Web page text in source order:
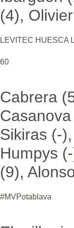
(4),
LEVITEC HUESCA
60
Cabrera
Sikiras (-
Humpys
(9),
#MVPotablava